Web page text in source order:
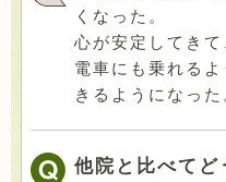
くなった。
心が安定してきて
電車にも乗れる
きるようになった
他院と比べてど